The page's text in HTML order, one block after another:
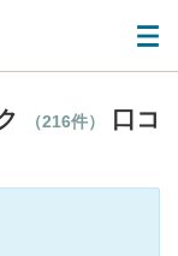
（216件）
口コ